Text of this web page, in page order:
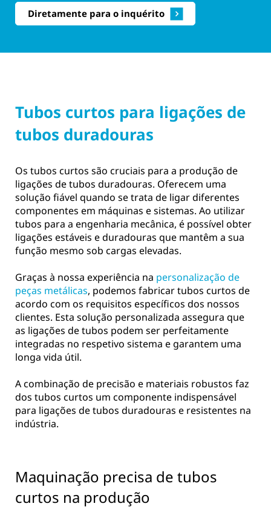
Diretamente para o inquérito
Tubos curtos para ligações de
tubos duradouras
Os tubos curtos são cruciais para a produção de
ligações de tubos duradouras. Oferecem uma
solução fiável quando se trata de ligar diferentes
componentes em máquinas e sistemas. Ao utilizar
tubos para a engenharia mecânica, é possível obter
ligações estáveis e duradouras que mantêm a sua
função mesmo sob cargas elevadas.
Graças à nossa experiência na personalização de
peças metálicas, podemos fabricar tubos curtos de
acordo com os requisitos específicos dos nossos
clientes. Esta solução personalizada assegura que
as ligações de tubos podem ser perfeitamente
integradas no respetivo sistema e garantem uma
longa vida útil.
A combinação de precisão e materiais robustos faz
dos tubos curtos um componente indispensável
para ligações de tubos duradouras e resistentes na
indústria.
Maquinação precisa de tubos
curtos na produção